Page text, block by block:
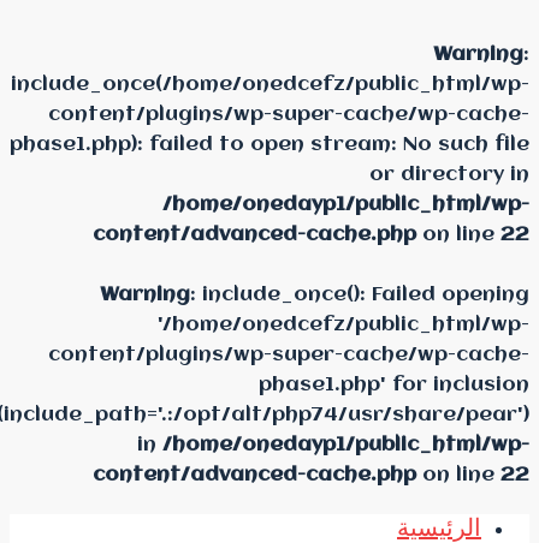
Warning:
include_once(/home/onedcefz/public_html/wp-
content/plugins/wp-super-cache/wp-cache-
phase1.php): failed to open stream: No such file
or directory in
/home/onedayp1/public_html/wp-
content/advanced-cache.php on line22
Warning: include_once(): Failed opening
'/home/onedcefz/public_html/wp-
content/plugins/wp-super-cache/wp-cache-
phase1.php' for inclusion
(include_path='.:/opt/alt/php74/usr/share/pear')
in/home/onedayp1/public_html/wp-
content/advanced-cache.php on line22
الرئيسية